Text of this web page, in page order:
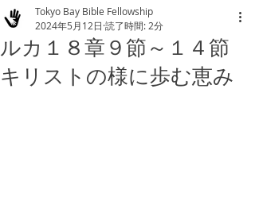
ルカ１８章９節～１４節
キリストの様に歩む恵み
Tokyo Bay Bible Fellowship
2024年5月12日 読了時間: 2分